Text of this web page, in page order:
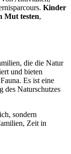
Kinder
Mut testen,
die die Natur
und bieten
Es ist eine
des Naturschutzes
sondern
Zeit in